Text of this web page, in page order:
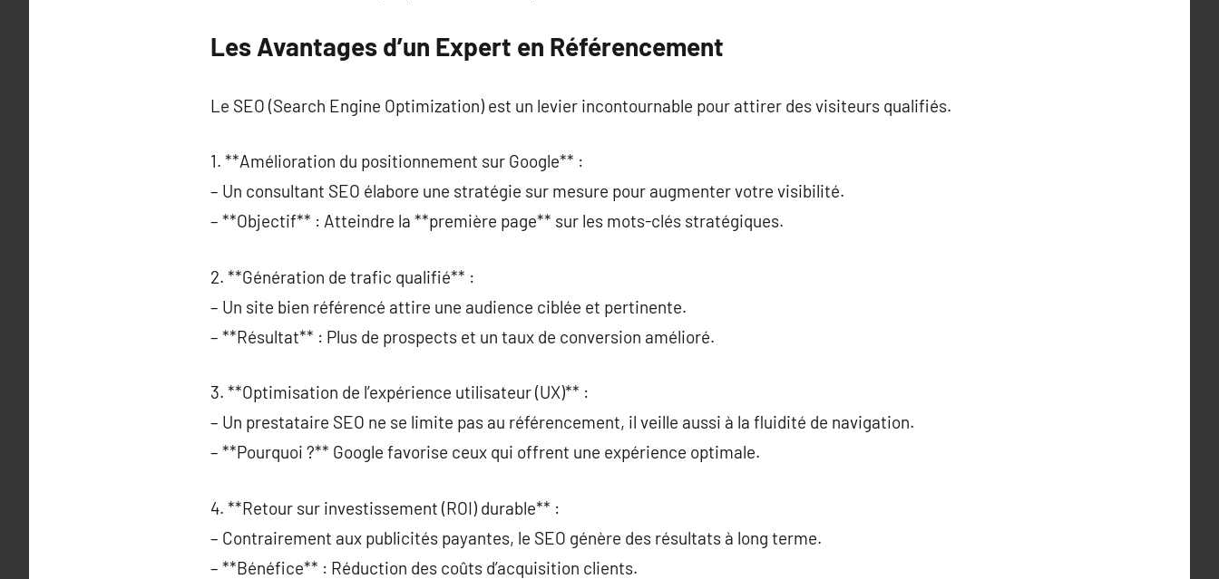
Les Avantages d’un Expert en Référencement
Le SEO (Search Engine Optimization) est un levier incontournable pour attirer des visiteurs qualifiés.
1. **Amélioration du positionnement sur Google** :
– Un consultant SEO élabore une stratégie sur mesure pour augmenter votre visibilité.
– **Objectif** : Atteindre la **première page** sur les mots-clés stratégiques.
2. **Génération de trafic qualifié** :
– Un site bien référencé attire une audience ciblée et pertinente.
– **Résultat** : Plus de prospects et un taux de conversion amélioré.
3. **Optimisation de l’expérience utilisateur (UX)** :
– Un prestataire SEO ne se limite pas au référencement, il veille aussi à la fluidité de navigation.
– **Pourquoi ?** Google favorise ceux qui offrent une expérience optimale.
4. **Retour sur investissement (ROI) durable** :
– Contrairement aux publicités payantes, le SEO génère des résultats à long terme.
– **Bénéfice** : Réduction des coûts d’acquisition clients.